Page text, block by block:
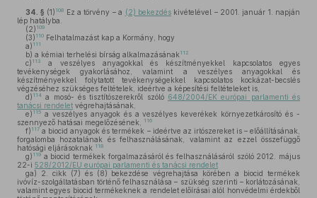
34. § (1) 108 Ez a törvény – a (2) bekezdéskivételével – 2001. január 1. napján
lép hatályba.
(2) 109
(3) 110 Felhatalmazást kap a Kormány, hogy
a) 111
b) a kémiai terhelési bírság alkalmazásának 112
c) 113
a veszélyes anyagokkal és készítményekkel kapcsolatos egyes
tevékenységek gyakorlásához, valamint a veszélyes anyagokkal és
készítményekkel folytatott tevékenységekkel kapcsolatos kockázat-becslés
végzéséhez szükséges feltételek, ideértve a képesítési feltételeket is,
d) 114 a mosó- és tisztítószerekről szóló 648/2004/EK európai parlamenti és
tanácsi rendelet végrehajtásának,
e) 115 a veszélyes anyagok és a veszélyes keverékek környezetkárosító és -
szennyező hatásai megelőzésének,
116
f) 117 a biocid anyagok és termékek – ideértve az irtószereket is – előállításának,
forgalomba hozatalának és felhasználásának, valamint az ezzel összefüggő
hatósági eljárásoknak 118
g) 119 a biocid termékek forgalmazásáról és felhasználásáról szóló 2012. május
22-i 528/2012/EU európai parlamenti és tanácsi rendelet
ga) 2. cikk (7) és (8) bekezdése végrehajtása körében a biocid termékek
ivóvíz-szolgáltatásban történő felhasználása – szükség szerinti – korlátozásának,
valamint egyes biocid termékeknek a rendelet előírásai alól honvédelmi érdekből